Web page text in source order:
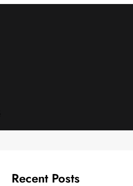
Recent Posts